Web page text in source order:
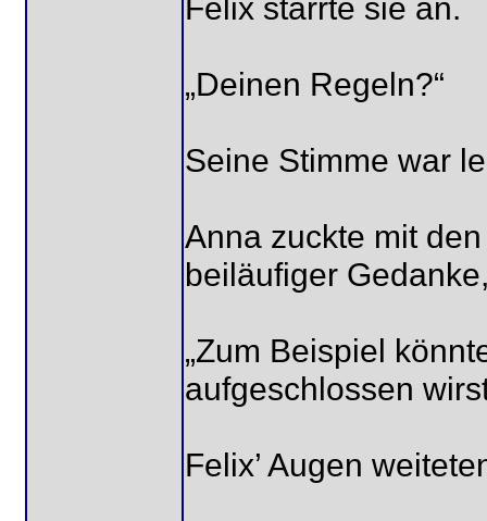
Felix starrte sie an.
„Deinen Regeln?“
Seine Stimme war
Anna zuckte mit
beiläufiger
„Zum Beispiel
aufgeschlossen
Felix’ Augen